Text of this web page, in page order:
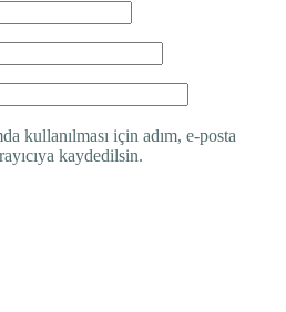
kullanılması için adım, e-posta
kaydedilsin.